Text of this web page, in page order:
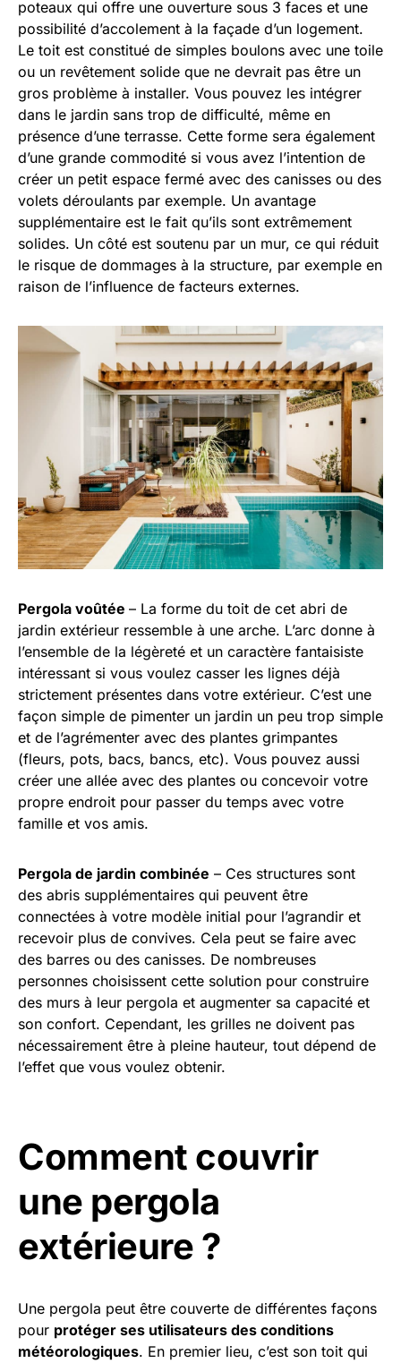
poteaux qui offre une ouverture sous 3 faces et une
possibilité d’accolement à la façade d’un logement.
Le toit est constitué de simples boulons avec une toile
ou un revêtement solide que ne devrait pas être un
gros problème à installer. Vous pouvez les intégrer
dans le jardin sans trop de difficulté, même en
présence d’une terrasse. Cette forme sera également
d’une grande commodité si vous avez l’intention de
créer un petit espace fermé avec des canisses ou des
volets déroulants par exemple. Un avantage
supplémentaire est le fait qu’ils sont extrêmement
solides. Un côté est soutenu par un mur, ce qui réduit
le risque de dommages à la structure, par exemple en
raison de l’influence de facteurs externes.
Pergola voûtée – La forme du toit de cet abri de
jardin extérieur ressemble à une arche. L’arc donne à
l’ensemble de la légèreté et un caractère fantaisiste
intéressant si vous voulez casser les lignes déjà
strictement présentes dans votre extérieur. C’est une
façon simple de pimenter un jardin un peu trop simple
et de l’agrémenter avec des plantes grimpantes
(fleurs, pots, bacs, bancs, etc). Vous pouvez aussi
créer une allée avec des plantes ou concevoir votre
propre endroit pour passer du temps avec votre
famille et vos amis.
Pergola de jardin combinée – Ces structures sont
des abris supplémentaires qui peuvent être
connectées à votre modèle initial pour l’agrandir et
recevoir plus de convives. Cela peut se faire avec
des barres ou des canisses. De nombreuses
personnes choisissent cette solution pour construire
des murs à leur pergola et augmenter sa capacité et
son confort. Cependant, les grilles ne doivent pas
nécessairement être à pleine hauteur, tout dépend de
l’effet que vous voulez obtenir.
Comment couvrir
une pergola
extérieure ?
Une pergola peut être couverte de différentes façons
pour protéger ses utilisateurs des conditions
météorologiques. En premier lieu, c’est son toit qui